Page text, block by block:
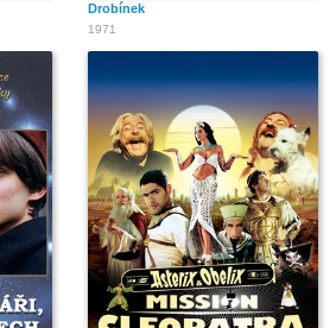
Drobínek
1971